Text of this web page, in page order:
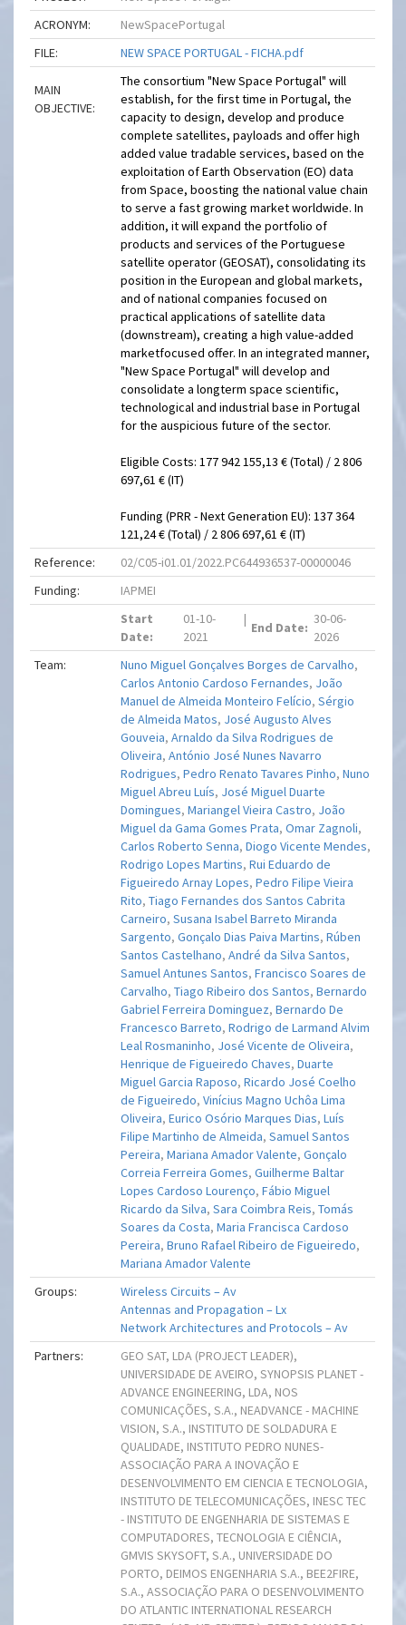
ACRONYM:
NewSpacePortugal
FILE:
NEW SPACE PORTUGAL - FICHA.pdf
MAIN
OBJECTIVE:
The consortium "New Space Portugal" will
establish, for the first time in Portugal, the
capacity to design, develop and produce
complete satellites, payloads and offer high
added value tradable services, based on the
exploitation of Earth Observation (EO) data
from Space, boosting the national value chain
to serve a fast growing market worldwide. In
addition, it will expand the portfolio of
products and services of the Portuguese
satellite operator (GEOSAT), consolidating its
position in the European and global markets,
and of national companies focused on
practical applications of satellite data
(downstream), creating a high value-added
marketfocused offer. In an integrated manner,
"New Space Portugal" will develop and
consolidate a longterm space scientific,
technological and industrial base in Portugal
for the auspicious future of the sector.
Eligible Costs: 177 942 155,13 € (Total) / 2 806
697,61 € (IT)
Funding (PRR - Next Generation EU): 137 364
121,24 € (Total) / 2 806 697,61 € (IT)
Reference:
02/C05-i01.01/2022.PC644936537-00000046
Funding:
IAPMEI
Start
Date:
01-10-
2021
|
End Date:
30-06-
2026
Team:
Nuno Miguel Gonçalves Borges de Carvalho,
Carlos Antonio Cardoso Fernandes, João
Manuel de Almeida Monteiro Felício,Sérgio
de Almeida Matos, José Augusto Alves
Gouveia,Arnaldo da Silva Rodrigues de
Oliveira,António José Nunes Navarro
Rodrigues,Pedro Renato Tavares Pinho,Nuno
Miguel Abreu Luís, José Miguel Duarte
Domingues,Mariangel Vieira Castro, João
Miguel da Gama Gomes Prata,Omar Zagnoli,
Carlos Roberto Senna,Diogo Vicente Mendes,
Rodrigo Lopes Martins,Rui Eduardo de
Figueiredo Arnay Lopes,Pedro Filipe Vieira
Rito,Tiago Fernandes dos Santos Cabrita
Carneiro,Susana Isabel Barreto Miranda
Sargento,Gonçalo Dias Paiva Martins,Rúben
Santos Castelhano,André da Silva Santos,
Samuel Antunes Santos,Francisco Soares de
Carvalho,Tiago Ribeiro dos Santos,Bernardo
Gabriel Ferreira Dominguez,Bernardo De
Francesco Barreto,Rodrigo de Larmand Alvim
Leal Rosmaninho, José Vicente de Oliveira,
Henrique de Figueiredo Chaves,Duarte
Miguel Garcia Raposo,Ricardo José Coelho
de Figueiredo,Vinícius Magno Uchôa Lima
Oliveira,Eurico Osório Marques Dias,Luís
Filipe Martinho de Almeida,Samuel Santos
Pereira,Mariana Amador Valente,Gonçalo
Correia Ferreira Gomes,Guilherme Baltar
Lopes Cardoso Lourenço,Fábio Miguel
Ricardo da Silva,Sara Coimbra Reis,Tomás
Soares da Costa,Maria Francisca Cardoso
Pereira,Bruno Rafael Ribeiro de Figueiredo,
Mariana Amador Valente
Groups:
Wireless Circuits – Av
Antennas and Propagation – Lx
Network Architectures and Protocols – Av
Partners:
GEO SAT, LDA (PROJECT LEADER),
UNIVERSIDADE DE AVEIRO, SYNOPSIS PLANET -
ADVANCE ENGINEERING, LDA, NOS
COMUNICAÇÕES, S.A., NEADVANCE - MACHINE
VISION, S.A., INSTITUTO DE SOLDADURA E
QUALIDADE, INSTITUTO PEDRO NUNES-
ASSOCIAÇÃO PARA A INOVAÇÃO E
DESENVOLVIMENTO EM CIENCIA E TECNOLOGIA,
INSTITUTO DE TELECOMUNICAÇÕES, INESC TEC
- INSTITUTO DE ENGENHARIA DE SISTEMAS E
COMPUTADORES, TECNOLOGIA E CIÊNCIA,
GMVIS SKYSOFT, S.A., UNIVERSIDADE DO
PORTO, DEIMOS ENGENHARIA S.A., BEE2FIRE,
S.A., ASSOCIAÇÃO PARA O DESENVOLVIMENTO
DO ATLANTIC INTERNATIONAL RESEARCH